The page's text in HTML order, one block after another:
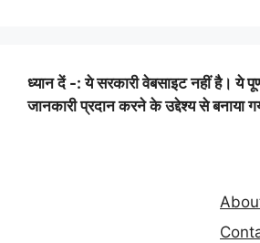
ध्यान दें -: ये सरकारी वेबसाइट नहीं है। ये
जानकारी प्रदान करने के उद्देश्य से बनाया